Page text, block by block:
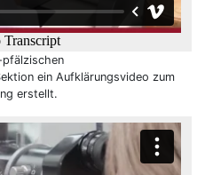
pfälzischen
ein Aufklärungsvideo zum
erstellt.